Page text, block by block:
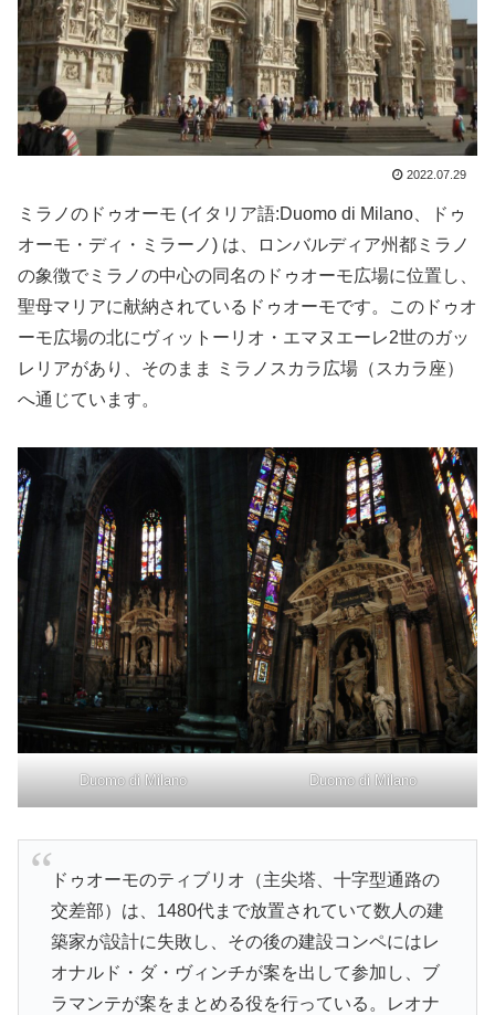
2022.07.29
ミラノのドゥオーモ (イタリア語:Duomo di Milano、ドゥ
オーモ・ディ・ミラーノ) は、ロンバルディア州都ミラノ
の象徴でミラノの中心の同名のドゥオーモ広場に位置し、
聖母マリアに献納されているドゥオーモです。このドゥオ
ーモ広場の北にヴィットーリオ・エマヌエーレ2世のガッ
レリアがあり、そのまま ミラノスカラ広場（スカラ座）
へ通じています。
Duomo di Milano Duomo di Milano
ドゥオーモのティブリオ（主尖塔、十字型通路の
交差部）は、1480代まで放置されていて数人の建
築家が設計に失敗し、その後の建設コンペにはレ
オナルド・ダ・ヴィンチが案を出して参加し、ブ
ラマンテが案をまとめる役を行っている。レオナ